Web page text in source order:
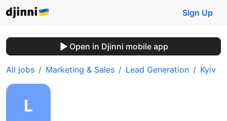
Sign Up
Open in Djinni mobile app
All jobs Marketing & Sales Lead Generation Kyiv